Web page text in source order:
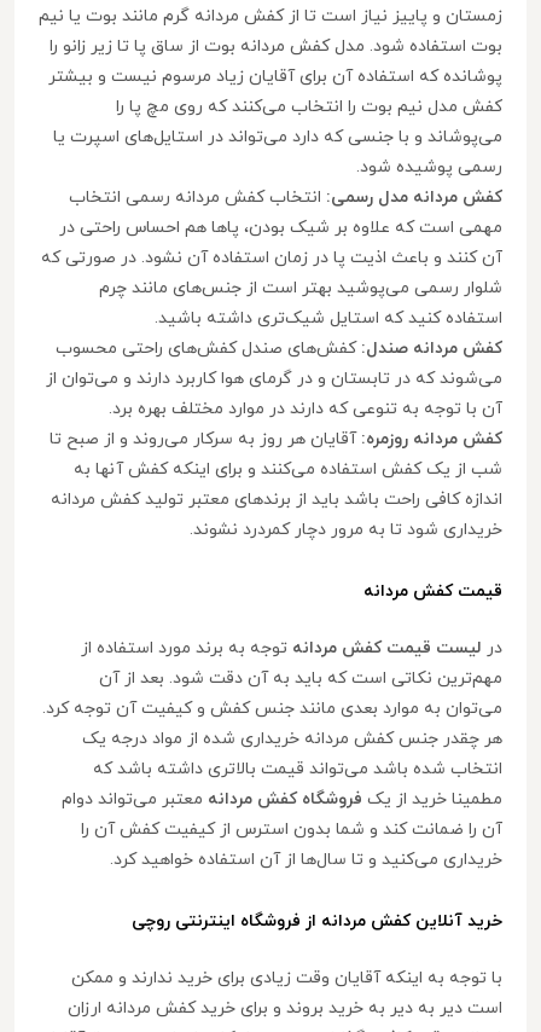
زمستان و پاییز نیاز است تا از کفش مردانه گرم مانند بوت یا نیم
بوت استفاده شود. مدل کفش مردانه بوت از ساق پا تا زیر زانو را
پوشانده که استفاده آن برای آقایان زیاد مرسوم نیست و بیشتر
کفش مدل نیم بوت را انتخاب می‌کنند که روی مچ پا را
می‌پوشاند و با جنسی که دارد می‌تواند در استایل‌های اسپرت یا
رسمی پوشیده شود.
کفش مردانه مدل رسمی: انتخاب کفش مردانه رسمی انتخاب
مهمی است که علاوه بر شیک بودن، پاها هم احساس راحتی در
آن کنند و باعث اذیت پا در زمان استفاده آن نشود. در صورتی که
شلوار رسمی می‌پوشید بهتر است از جنس‌های مانند چرم
استفاده کنید که استایل شیک‌تری داشته باشید.
کفش مردانه صندل: کفش‌های صندل کفش‌های راحتی محسوب
می‌شوند که در تابستان و در گرمای هوا کاربرد دارند و می‌توان از
آن با توجه به تنوعی که دارند در موارد مختلف بهره برد.
کفش مردانه روزمره: آقایان هر روز به سرکار می‌روند و از صبح تا
شب از یک کفش استفاده می‌کنند و برای اینکه کفش آنها به
اندازه کافی راحت باشد باید از برندهای معتبر تولید کفش مردانه
خریداری شود تا به مرور دچار کمردرد نشوند.
قیمت کفش مردانه
در لیست قیمت کفش مردانه توجه به برند مورد استفاده از
مهم‌ترین نکاتی است که باید به آن دقت شود. بعد از آن
می‌توان به موارد بعدی مانند جنس کفش و کیفیت آن توجه کرد.
هر چقدر جنس کفش مردانه خریداری شده از مواد درجه یک
انتخاب شده باشد می‌تواند قیمت بالاتری داشته باشد که
مطمینا خرید از یک فروشگاه کفش مردانه معتبر می‌تواند دوام
آن را ضمانت کند و شما بدون استرس از کیفیت کفش آن را
خریداری می‌کنید و تا سال‌ها از آن استفاده خواهید کرد.
خرید آنلاین کفش مردانه از فروشگاه اینترنتی روچی
با توجه به اینکه آقایان وقت زیادی برای خرید ندارند و ممکن
است دیر به دیر به خرید بروند و برای خرید کفش مردانه ارزان